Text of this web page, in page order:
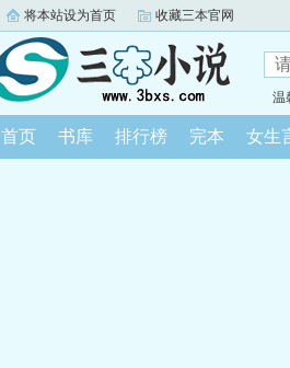
将本站设为首页 收藏三本官网
温
首页 书库 排行榜 完本 女生